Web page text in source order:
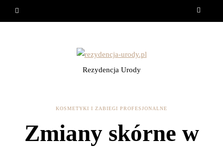
Rezydencja Urody
KOSMETYKI I ZABIEGI PROFESJONALNE
Zmiany skórne w